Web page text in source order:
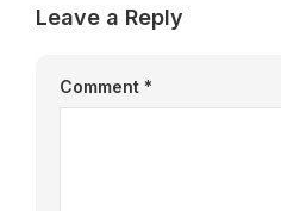
Leave a Reply
Comment *